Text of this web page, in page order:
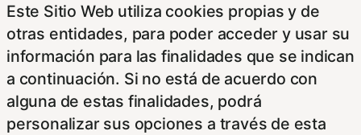
Este Sitio Web utiliza cookies propias y de
otras entidades, para poder acceder y usar su
información para las finalidades que se indican
a continuación. Si no está de acuerdo con
alguna de estas finalidades, podrá
personalizar sus opciones a través de esta